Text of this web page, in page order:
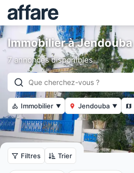
Immobilier à Jendouba
7 annonces disponibles
Immobilier ▼ Jendouba ▼
Filtres Trier